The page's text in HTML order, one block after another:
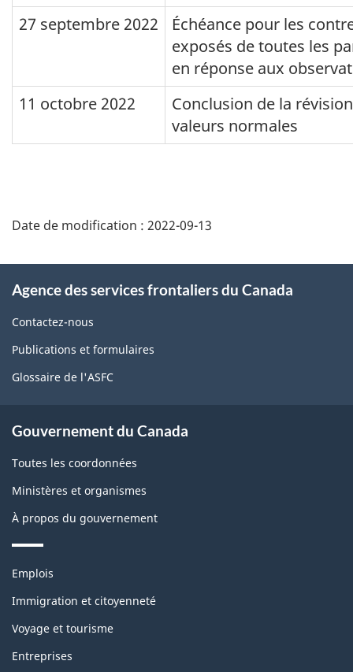
27 septembre 2022
Échéance pour les
exposés de toutes les
en réponse aux
11 octobre 2022
Conclusion de la
valeurs normales
de
page
Date de modification : 2022-09-13
propos
de
ce
Agence des services frontaliers du Canada
Contactez-nous
Publications et formulaires
Glossaire de l'ASFC
Gouvernement du Canada
Toutes les coordonnées
Ministères et organismes
À propos du gouvernement
Thèmes
sujets
Emplois
Immigration et citoyenneté
Voyage et tourisme
Entreprises